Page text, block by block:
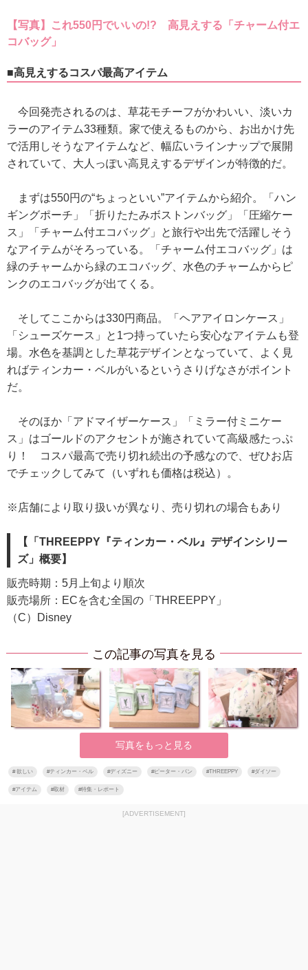
【写真】これ550円でいいの!? 高見えする「チャーム付エ
コバッグ」
■高見えするコスパ最高アイテム
今回発売されるのは、草花モチーフがかわいい、淡いカ
ラーのアイテム33種類。家で使えるものから、お出かけ先
で活用しそうなアイテムなど、幅広いラインナップで展開
されていて、大人っぽい高見えするデザインが特徴的だ。
まずは550円の“ちょっといい”アイテムから紹介。「ハン
ギングポーチ」「折りたたみボストンバッグ」「圧縮ケー
ス」「チャーム付エコバッグ」と旅行や出先で活躍しそう
なアイテムがそろっている。「チャーム付エコバッグ」は
緑のチャームから緑のエコバッグ、水色のチャームからピ
ンクのエコバッグが出てくる。
そしてここからは330円商品。「ヘアアイロンケース」
「シューズケース」と1つ持っていたら安心なアイテムも登
場。水色を基調とした草花デザインとなっていて、よく見
ればティンカー・ベルがいるというさりげなさがポイント
だ。
そのほか「アドマイザーケース」「ミラー付ミニケー
ス」はゴールドのアクセントが施されていて高級感たっぷ
り！ コスパ最高で売り切れ続出の予感なので、ぜひお店
でチェックしてみて（いずれも価格は税込）。
※店舗により取り扱いが異なり、売り切れの場合もあり
【「THREEPPY『ティンカー・ベル』デザインシリー
ズ」概要】
販売時期：5月上旬より順次
販売場所：ECを含む全国の「THREEPPY」
（C）Disney
この記事の写真を見る
写真をもっと見る
#欲しい #ティンカー・ベル #ディズニー #ピーター・パン #THREEPPY #ダイソー
#アイテム #取材 #特集・レポート
[ADVERTISEMENT]